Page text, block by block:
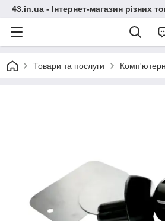
43.in.ua - Інтернет-магазин різних
Товари та послуги